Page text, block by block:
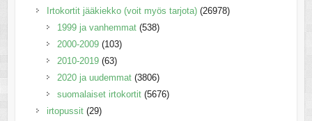
Irtokortit jääkiekko (voit myös tarjota) (26978)
1999 ja vanhemmat (538)
2000-2009 (103)
2010-2019 (63)
2020 ja uudemmat (3806)
suomalaiset irtokortit (5676)
irtopussit (29)